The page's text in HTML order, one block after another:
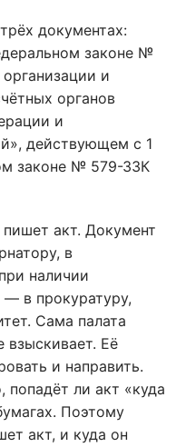
документах:
законе №
и
органов
и
действующем с 1
законе № 579-ЗЗК
акт. Документ
в
наличии
в прокуратуру,
Сама палата
взыскивает. Её
и направить.
попадёт ли акт «куда
Поэтому
акт, и куда он